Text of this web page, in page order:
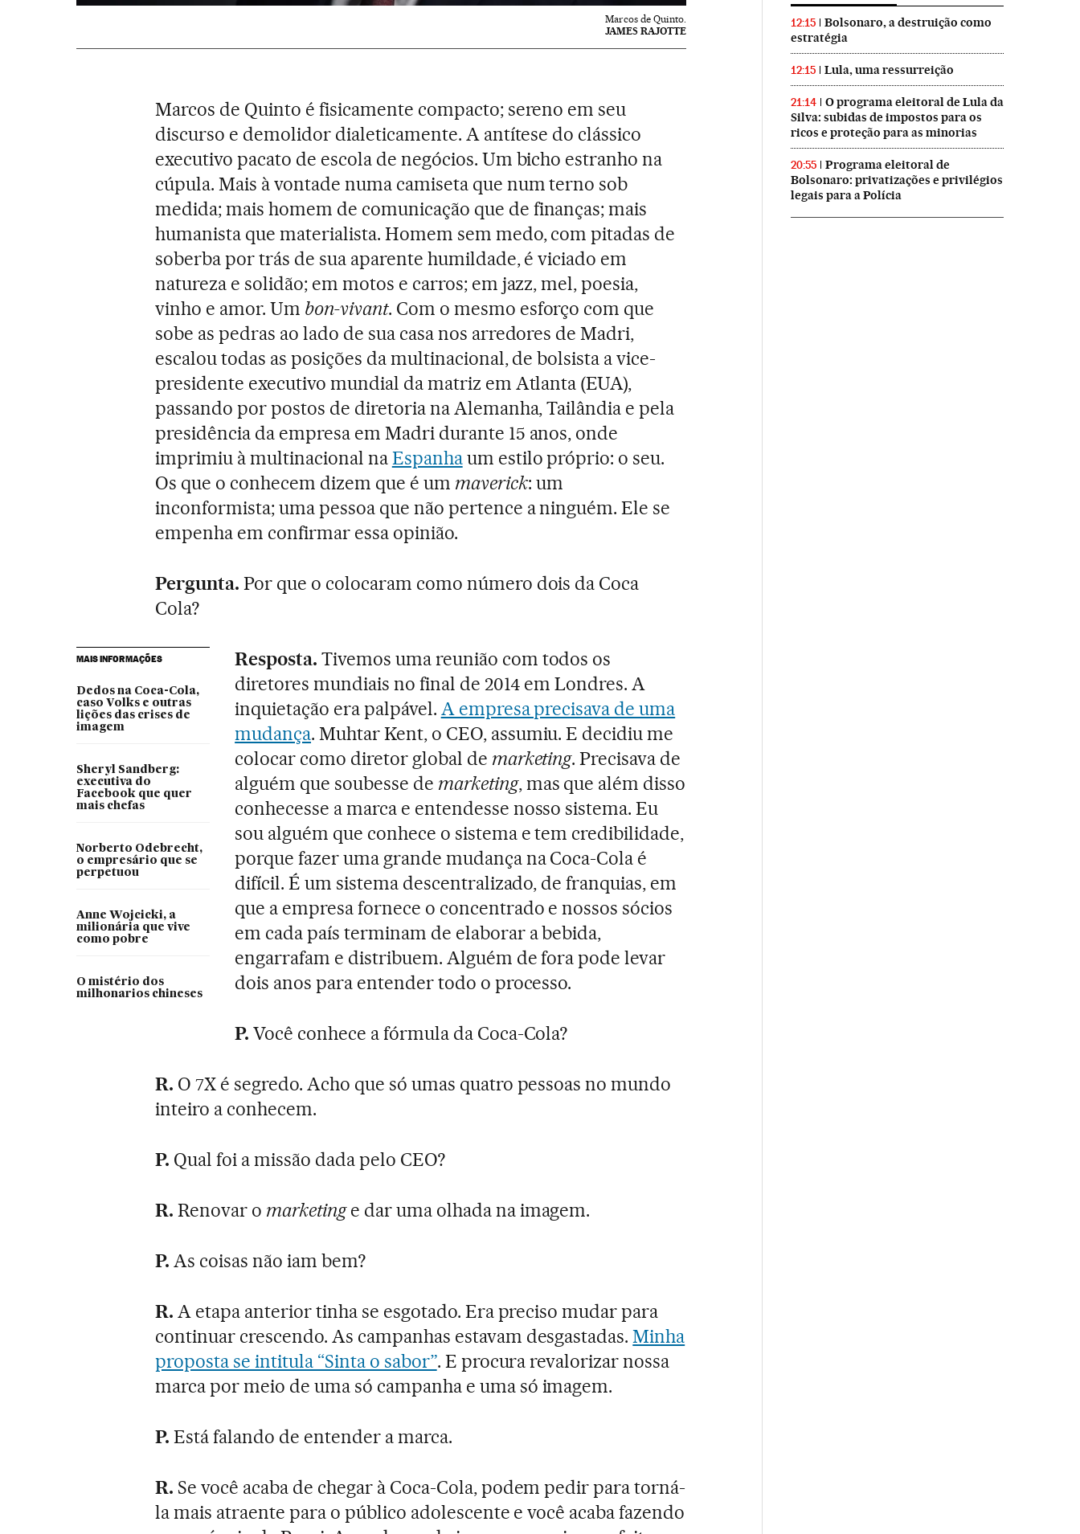
Marcos de Quinto.
JAMES RAJOTTE
Marcos de Quinto é fisicamente compacto; sereno em seu
discurso e demolidor dialeticamente. A antítese do clássico
executivo pacato de escola de negócios. Um bicho estranho na
cúpula. Mais à vontade numa camiseta que num terno sob
medida; mais homem de comunicação que de finanças; mais
humanista que materialista. Homem sem medo, com pitadas de
soberba por trás de sua aparente humildade, é viciado em
natureza e solidão; em motos e carros; em jazz, mel, poesia,
vinho e amor. Um bon-vivant. Com o mesmo esforço com que
sobe as pedras ao lado de sua casa nos arredores de Madri,
escalou todas as posições da multinacional, de bolsista a vice-
presidente executivo mundial da matriz em Atlanta (EUA),
passando por postos de diretoria na Alemanha, Tailândia e pela
presidência da empresa em Madri durante 15 anos, onde
imprimiu à multinacional naEspanhaum estilo próprio: o seu.
Os que o conhecem dizem que é um maverick: um
inconformista; uma pessoa que não pertence a ninguém. Ele se
empenha em confirmar essa opinião.
Pergunta.Por que o colocaram como número dois da Coca
Cola?
MAIS INFORMAÇÕES
Dedos na Coca-Cola,
caso Volks e outras
lições das crises de
imagem
Sheryl Sandberg:
executiva do
Facebook que quer
mais chefas
Norberto Odebrecht,
o empresário que se
perpetuou
Anne Wojcicki, a
milionária que vive
como pobre
O mistério dos
milhonarios chineses
Resposta. Tivemos uma reunião com todos os
diretores mundiais no final de 2014 em Londres. A
inquietação era palpável. A empresa precisava de uma
mudança. Muhtar Kent, o CEO, assumiu. E decidiu me
colocar como diretor global de marketing. Precisava de
alguém que soubesse de marketing, mas que além disso
conhecesse a marca e entendesse nosso sistema. Eu
sou alguém que conhece o sistema e tem credibilidade,
porque fazer uma grande mudança na Coca-Cola é
difícil. É um sistema descentralizado, de franquias, em
que a empresa fornece o concentrado e nossos sócios
em cada país terminam de elaborar a bebida,
engarrafam e distribuem. Alguém de fora pode levar
dois anos para entender todo o processo.
P. Você conhece a fórmula da Coca-Cola?
R. O 7X é segredo. Acho que só umas quatro pessoas no mundo
inteiro a conhecem.
P. Qual foi a missão dada pelo CEO?
R. Renovar o marketinge dar uma olhada na imagem.
P. As coisas não iam bem?
R. A etapa anterior tinha se esgotado. Era preciso mudar para
continuar crescendo. As campanhas estavam desgastadas.Minha
proposta se intitula “Sinta o sabor”. E procura revalorizar nossa
marca por meio de uma só campanha e uma só imagem.
P. Está falando de entender a marca.
R. Se você acaba de chegar à Coca-Cola, podem pedir para torná-
la mais atraente para o público adolescente e você acaba fazendo
12:15
Bolsonaro, a destruição como
estratégia
12:15 Lula, uma ressurreição
21:14
O programa eleitoral de Lula da
Silva: subidas de impostos para os
ricos e proteção para as minorias
20:55
Programa eleitoral de
Bolsonaro: privatizações e privilégios
legais para a Polícia